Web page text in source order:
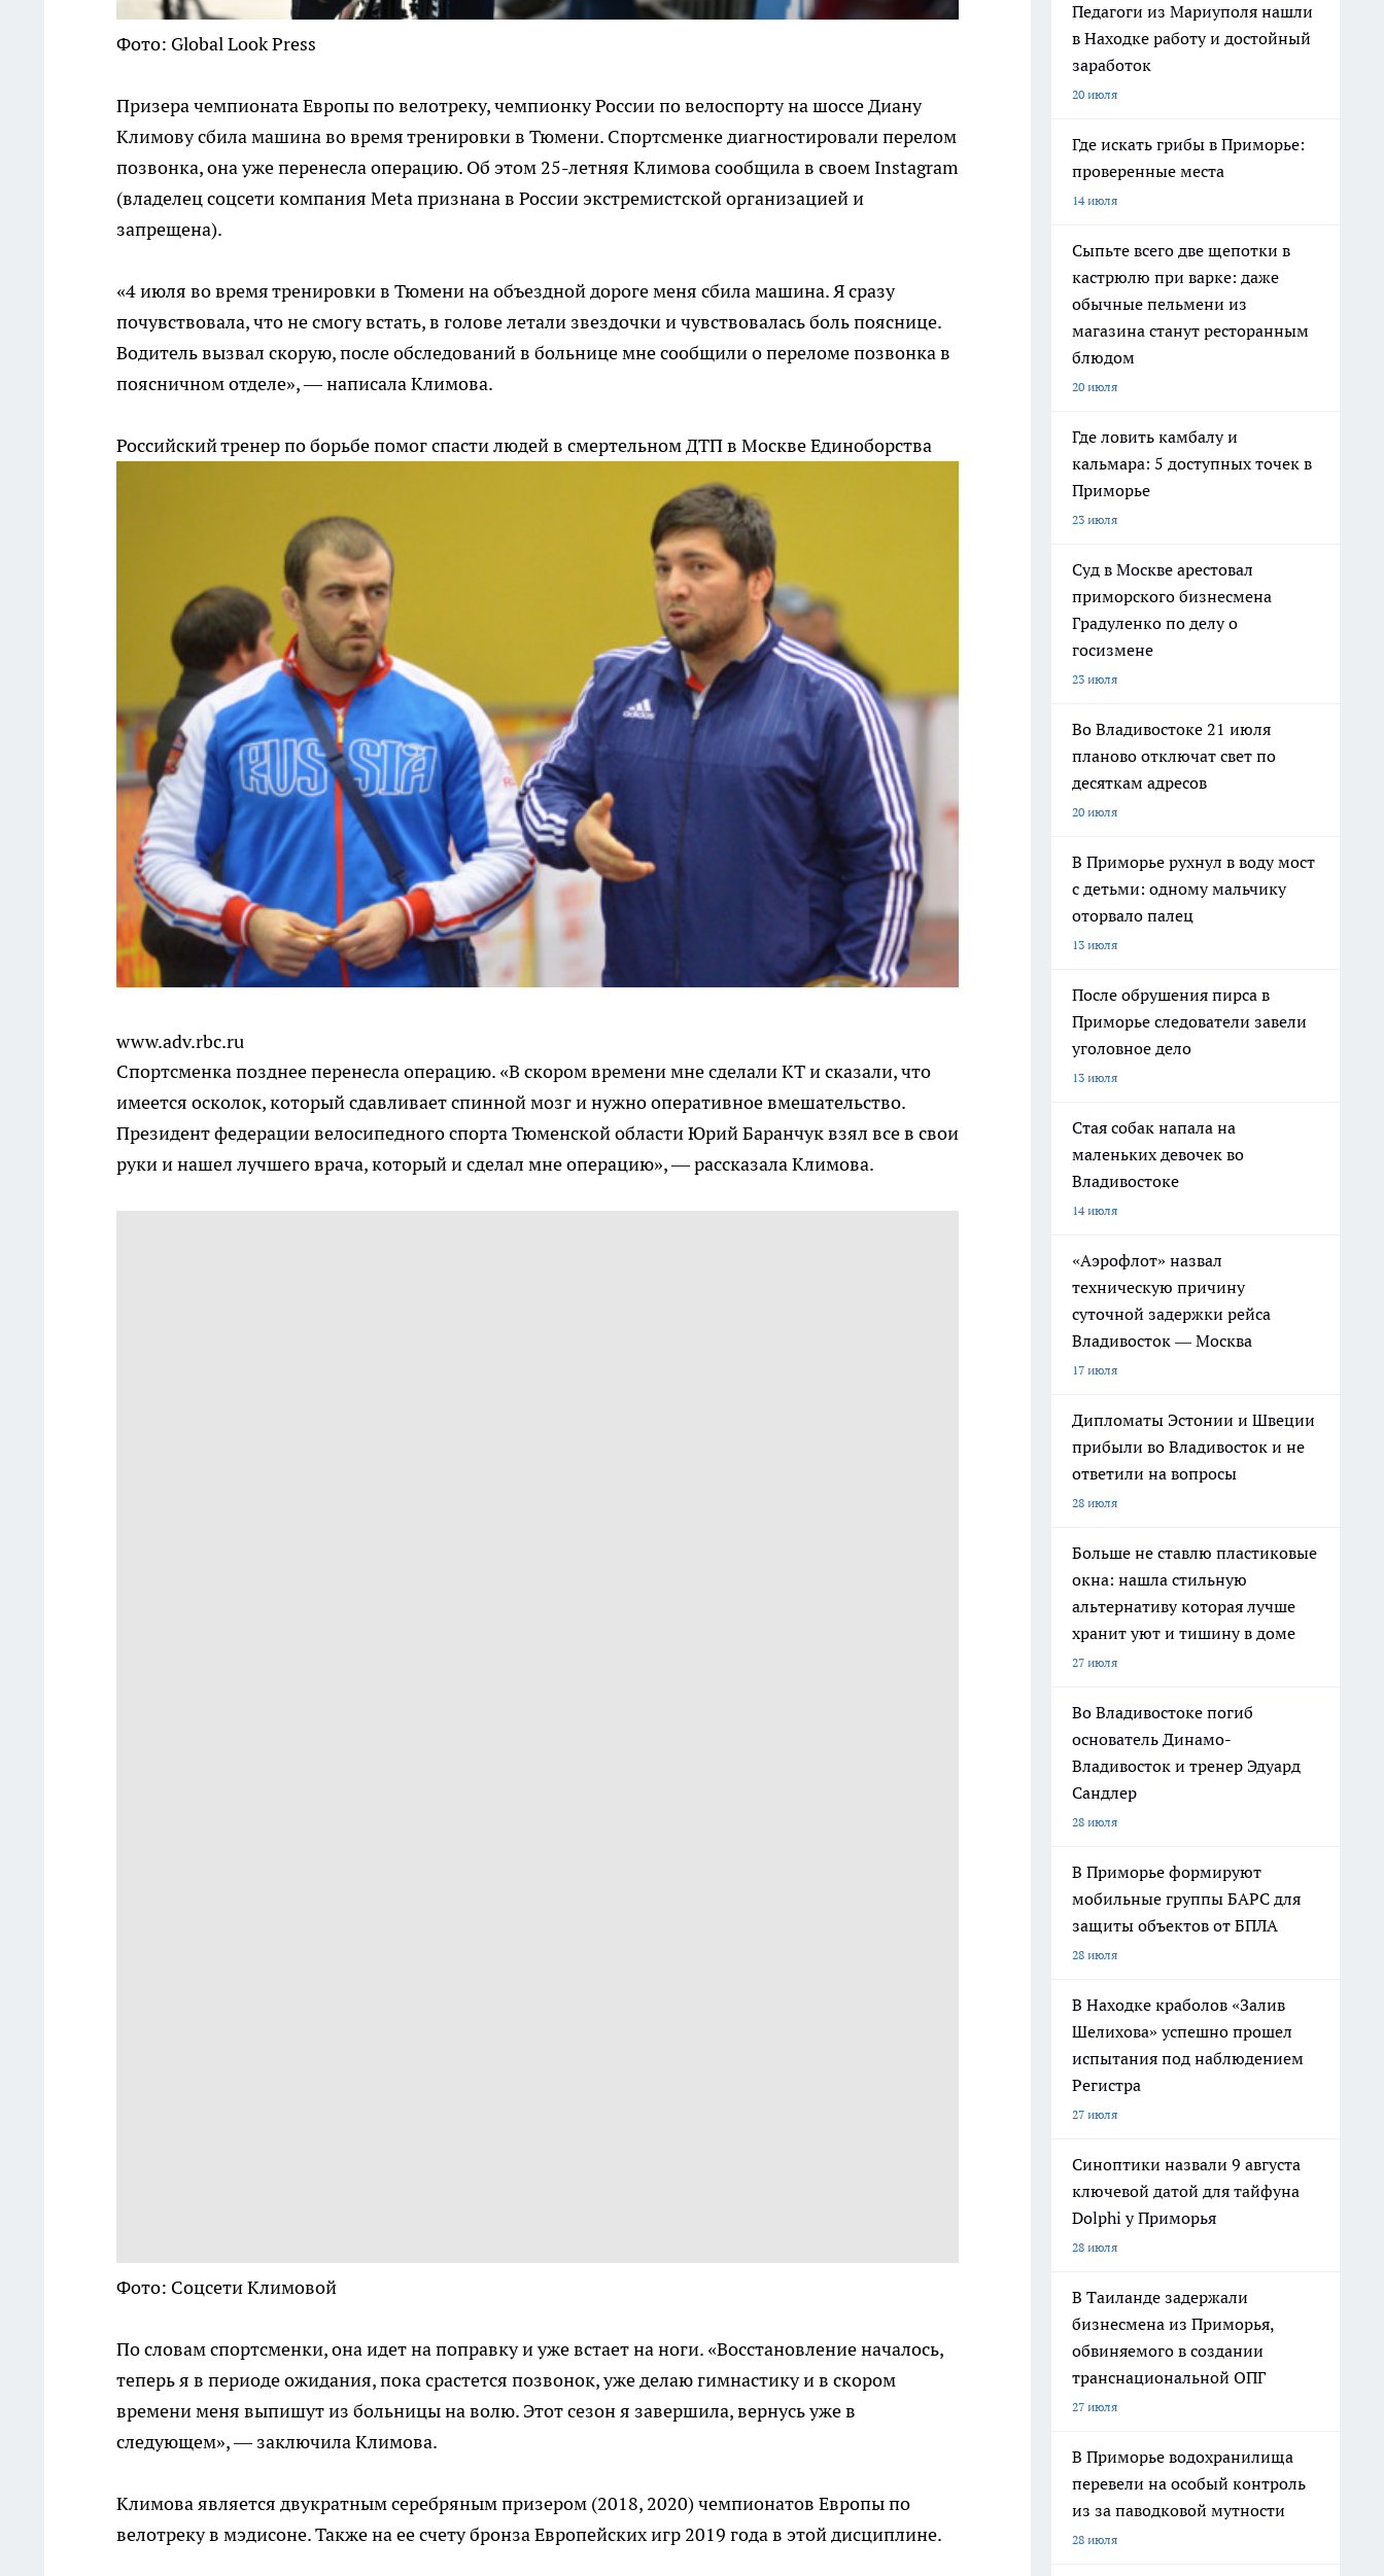
Фото: Global Look Press
Призера чемпионата Европы по велотреку, чемпионку России по велоспорту на шоссе Диану
Климову сбила машина во время тренировки в Тюмени. Спортсменке диагностировали перелом
позвонка, она уже перенесла операцию. Об этом 25-летняя Климова сообщила в своем Instagram
(владелец соцсети компания Metа признана в России экстремистской организацией и
запрещена).
«4 июля во время тренировки в Тюмени на объездной дороге меня сбила машина. Я сразу
почувствовала, что не смогу встать, в голове летали звездочки и чувствовалась боль пояснице.
Водитель вызвал скорую, после обследований в больнице мне сообщили о переломе позвонка в
поясничном отделе», — написала Климова.
Российский тренер по борьбе помог спасти людей в смертельном ДТП в МосквеЕдиноборства
www.adv.rbc.ru
Спортсменка позднее перенесла операцию. «В скором времени мне сделали КТ и сказали, что
имеется осколок, который сдавливает спинной мозг и нужно оперативное вмешательство.
Президент федерации велосипедного спорта Тюменской области Юрий Баранчук взял все в свои
руки и нашел лучшего врача, который и сделал мне операцию», — рассказала Климова.
Фото: Соцсети Климовой
По словам спортсменки, она идет на поправку и уже встает на ноги. «Восстановление началось,
теперь я в периоде ожидания, пока срастется позвонок, уже делаю гимнастику и в скором
времени меня выпишут из больницы на волю. Этот сезон я завершила, вернусь уже в
следующем», — заключила Климова.
Климова является двукратным серебряным призером (2018, 2020) чемпионатов Европы по
велотреку в мэдисоне. Также на ее счету бронза Европейских игр 2019 года в этой дисциплине.
Педагоги из Мариуполя нашли
в Находке работу и достойный
заработок
20 июля
Где искать грибы в Приморье:
проверенные места
14 июля
Сыпьте всего две щепотки в
кастрюлю при варке: даже
обычные пельмени из
магазина станут ресторанным
блюдом
20 июля
Где ловить камбалу и
кальмара: 5 доступных точек в
Приморье
23 июля
Суд в Москве арестовал
приморского бизнесмена
Градуленко по делу о
госизмене
23 июля
Во Владивостоке 21 июля
планово отключат свет по
десяткам адресов
20 июля
В Приморье рухнул в воду мост
с детьми: одному мальчику
оторвало палец
13 июля
После обрушения пирса в
Приморье следователи завели
уголовное дело
13 июля
Стая собак напала на
маленьких девочек во
Владивостоке
14 июля
«Аэрофлот» назвал
техническую причину
суточной задержки рейса
Владивосток — Москва
17 июля
Дипломаты Эстонии и Швеции
прибыли во Владивосток и не
ответили на вопросы
28 июля
Больше не ставлю пластиковые
окна: нашла стильную
альтернативу которая лучше
хранит уют и тишину в доме
27 июля
Во Владивостоке погиб
основатель Динамо-
Владивосток и тренер Эдуард
Сандлер
28 июля
В Приморье формируют
мобильные группы БАРС для
защиты объектов от БПЛА
28 июля
В Находке краболов «Залив
Шелихова» успешно прошел
испытания под наблюдением
Регистра
27 июля
Синоптики назвали 9 августа
ключевой датой для тайфуна
Dolphi у Приморья
28 июля
В Таиланде задержали
бизнесмена из Приморья,
обвиняемого в создании
транснациональной ОПГ
27 июля
В Приморье водохранилища
перевели на особый контроль
из за паводковой мутности
28 июля